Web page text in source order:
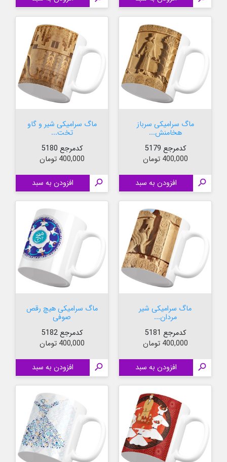
ماگ سرامیکی سرباز
هخامنش...
کدمرجع 5179
قیمت
400,000 تومان
 افزودن به سبد
ماگ سرامیکی شیر و گاو
تخت...
کدمرجع 5180
قیمت
400,000 تومان
 افزودن به سبد
ماگ سرامیکی شیر
مردان...
کدمرجع 5181
قیمت
400,000 تومان
 افزودن به سبد
ماگ سرامیکی هیچ رقص
صوفی
کدمرجع 5182
قیمت
400,000 تومان
 افزودن به سبد